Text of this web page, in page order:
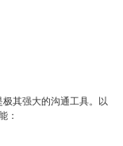
极其强大的沟通工具。以
：